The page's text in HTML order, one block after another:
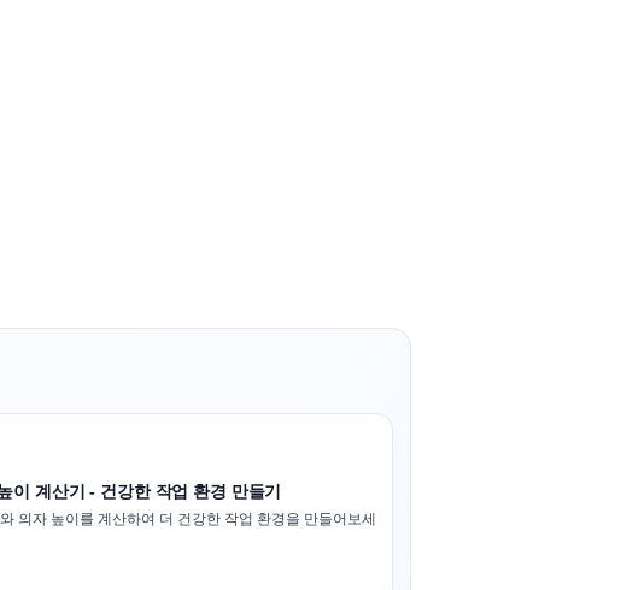
이 계산기 - 건강한 작업 환경 만들기
의자 높이를 계산하여 더 건강한 작업 환경을 만들어보세